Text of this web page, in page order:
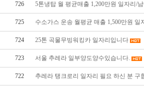
726 5톤냉탑 월 평균매출 1,200만원 일자리/
725 수소가스 운송 월평균 매출 1,500만원 일
724 25톤 곡물무빙워킹카 일자리입니다
723 서울 추레라 일부양도양수있습니다.
722 추레라 탱크로리 일자리 필요 하신 분 구